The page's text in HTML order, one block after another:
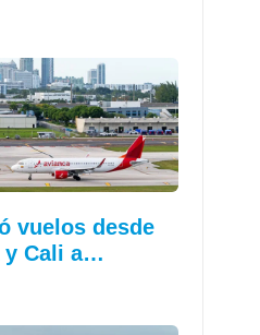
vuelos desde
y Cali a…